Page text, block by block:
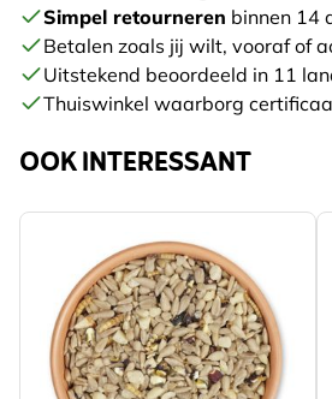
Simpel retourneren binnen 14
Betalen zoals jij wilt, vooraf of
Uitstekend beoordeeld in 11
Thuiswinkel waarborg
OOK INTERESSANT